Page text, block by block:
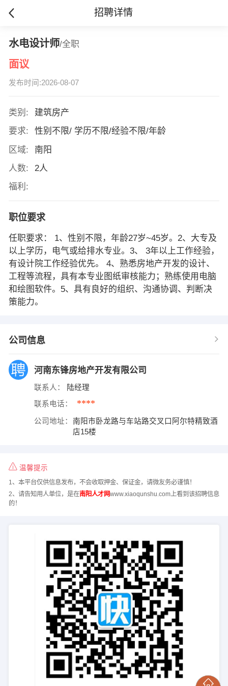
招聘详情
水电设计师/全职
面议
发布时间:2026-08-07
类别:
建筑房产
要求:
性别不限/ 学历不限/经验不限/年龄
区域:
南阳
人数:
2人
福利:
职位要求
任职要求： 1、性别不限，年龄27岁~45岁。2、大专及
以上学历，电气或给排水专业。3、 3年以上工作经验，
有设计院工作经验优先。 4、熟悉房地产开发的设计、
工程等流程，具有本专业图纸审核能力；熟练使用电脑
和绘图软件。5、具有良好的组织、沟通协调、判断决
策能力。
公司信息
河南东锋房地产开发有限公司
联系人： 陆经理
联系电话： ****
公司地址：
南阳市卧龙路与车站路交叉口阿尔特精致酒
店15楼
温馨提示
1、本平台仅供信息发布，不会收取押金、保证金，请微友务必谨慎！
2、请告知用人单位，是在南阳人才网www.xiaoqunshu.com上看到该招聘信息
的！